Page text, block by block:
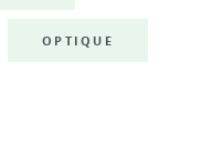
OPTIQUE